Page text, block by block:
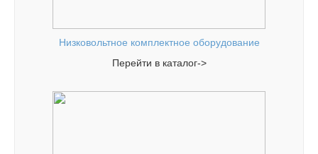
Низковольтное комплектное оборудование
Перейти в каталог->